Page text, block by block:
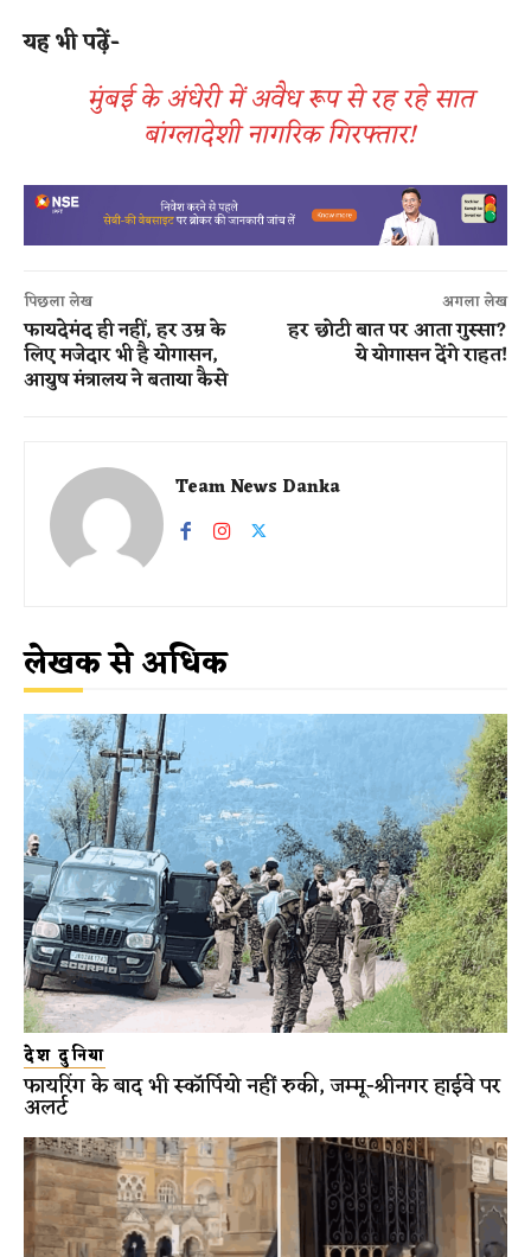
यह भी पढ़ें-
मुंबई के अंधेरी में अवैध रूप से रह रहे सात
बांग्लादेशी नागरिक गिरफ्तार!
पिछला लेख
फायदेमंद ही नहीं, हर उम्र के
लिए मजेदार भी है योगासन,
आयुष मंत्रालय ने बताया कैसे
अगला लेख
हर छोटी बात पर आता गुस्सा?
ये योगासन देंगे राहत!
Team News Danka
लेखक से अधिक
देश दुनिया
फायरिंग के बाद भी स्कॉर्पियो नहीं रुकी, जम्मू-श्रीनगर हाईवे पर
अलर्ट